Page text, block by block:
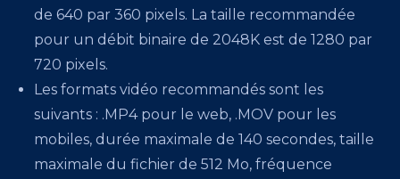
de 640 par 360 pixels. La taille recommandée
pour un débit binaire de 2048K est de 1280 par
720 pixels.
Les formats vidéo recommandés sont les
suivants : .MP4 pour le web, .MOV pour les
mobiles, durée maximale de 140 secondes, taille
maximale du fichier de 512 Mo, fréquence